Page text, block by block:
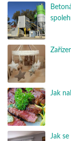
Jak
Jak